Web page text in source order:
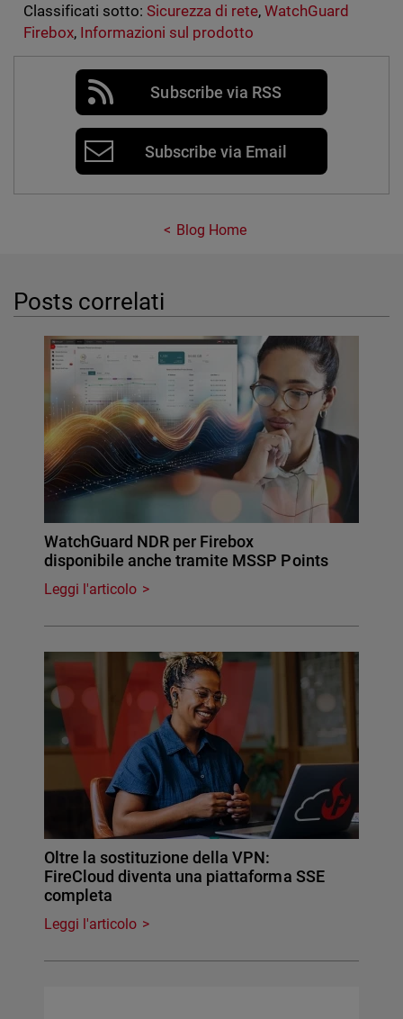
Classificati sotto: Sicurezza di rete,WatchGuard
Firebox, Informazioni sul prodotto
Subscribe via RSS
Subscribe via Email
Blog Home
Posts correlati
WatchGuard NDR per Firebox
disponibile anche tramite MSSP Points
Leggi l'articolo
Oltre la sostituzione della VPN:
FireCloud diventa una piattaforma SSE
completa
Leggi l'articolo